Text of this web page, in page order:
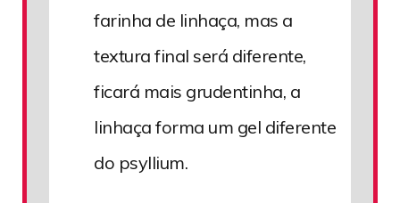
farinha de linhaça, mas a
textura final será diferente,
ficará mais grudentinha, a
linhaça forma um gel diferente
do psyllium.